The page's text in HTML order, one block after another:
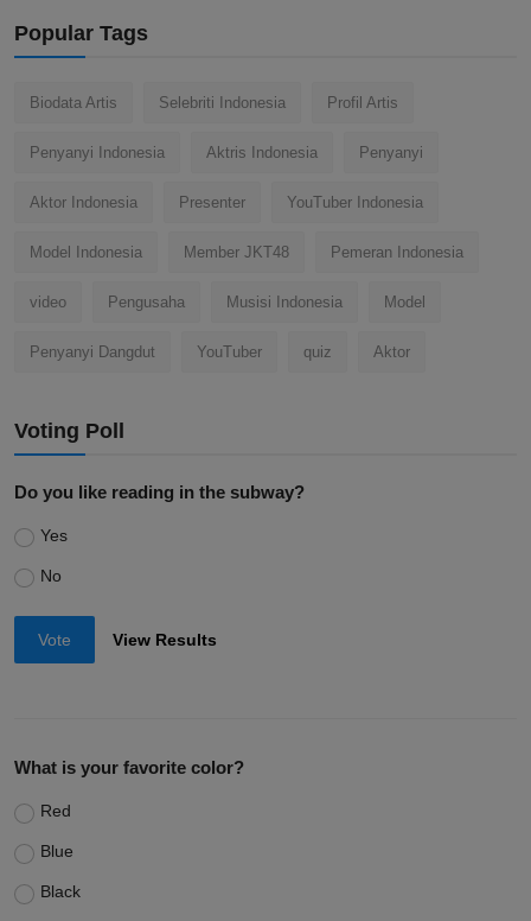
Popular Tags
Biodata Artis Selebriti Indonesia Profil Artis
Penyanyi Indonesia Aktris Indonesia Penyanyi
Aktor Indonesia Presenter YouTuber Indonesia
Model Indonesia Member JKT48 Pemeran Indonesia
video Pengusaha Musisi Indonesia Model
Penyanyi Dangdut YouTuber quiz Aktor
Voting Poll
Do you like reading in the subway?
Yes
No
Vote View Results
What is your favorite color?
Red
Blue
Black